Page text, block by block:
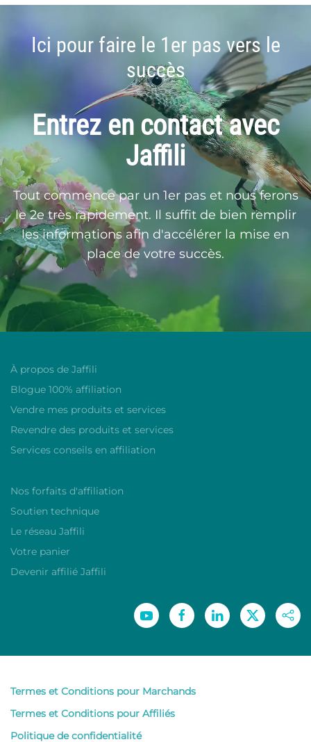
Ici pour faire le 1er pas vers le
succès
Entrez en contact avec
Jaffili
Tout commence par un 1er pas et nous ferons
le 2e très rapidement. Il suffit de bien remplir
les informations afin d'accélérer la mise en
place de votre succès.
À propos de Jaffili
Blogue 100% affiliation
Vendre mes produits et services
Revendre des produits et services
Services conseils en affiliation
Nos forfaits d'affiliation
Soutien technique
Le réseau Jaffili
Votre panier
Devenir affilié Jaffili
Termes et Conditions pour Marchands
Termes et Conditions pour Affiliés
Politique de confidentialité